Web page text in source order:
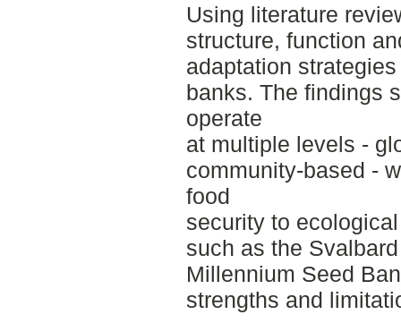
Using literature
structure, function
adaptation
banks. The findings
operate
at multiple levels -
community-based -
food
security to
such as the
Millennium Seed
strengths and